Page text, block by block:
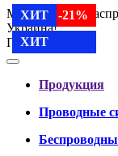
Мы работаем.
Украина!
Продукция
Продукция
Проводные
SALE -21%
ХИТ
SALE -21%
ХИТ
ХИТ
ХИТ